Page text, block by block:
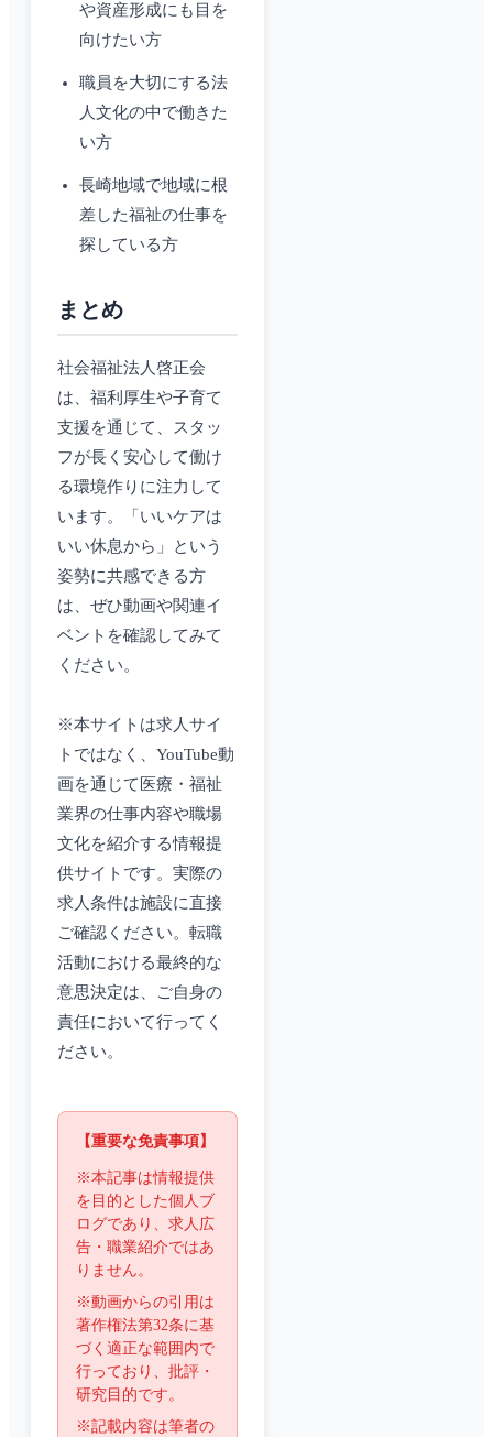
や資産形成にも目を
向けたい方
職員を大切にする法
人文化の中で働きた
い方
長崎地域で地域に根
差した福祉の仕事を
探している方
まとめ
社会福祉法人啓正会
は、福利厚生や子育て
支援を通じて、スタッ
フが長く安心して働け
る環境作りに注力して
います。「いいケアは
いい休息から」という
姿勢に共感できる方
は、ぜひ動画や関連イ
ベントを確認してみて
ください。
※本サイトは求人サイ
トではなく、YouTube動
画を通じて医療・福祉
業界の仕事内容や職場
文化を紹介する情報提
供サイトです。実際の
求人条件は施設に直接
ご確認ください。転職
活動における最終的な
意思決定は、ご自身の
責任において行ってく
ださい。
【重要な免責事項】
※本記事は情報提供
を目的とした個人ブ
ログであり、求人広
告・職業紹介ではあ
りません。
※動画からの引用は
著作権法第32条に基
づく適正な範囲内で
行っており、批評・
研究目的です。
※記載内容は筆者の